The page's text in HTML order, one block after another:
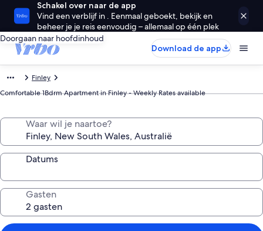
Schakel over naar de app
Vind een verblijf in . Eenmaal geboekt, bekijk en
beheer je je reis eenvoudig – allemaal op één plek
Doorgaan naar hoofdinhoud
Download de app
Finley
Comfortable 1Bdrm Apartment in Finley - Weekly Rates available
Waar wil je naartoe?
Datums
Gasten